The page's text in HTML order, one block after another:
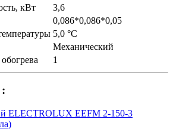
кВт
3,6
0,086*0,086*0,05
5,0 °С
Механический
1